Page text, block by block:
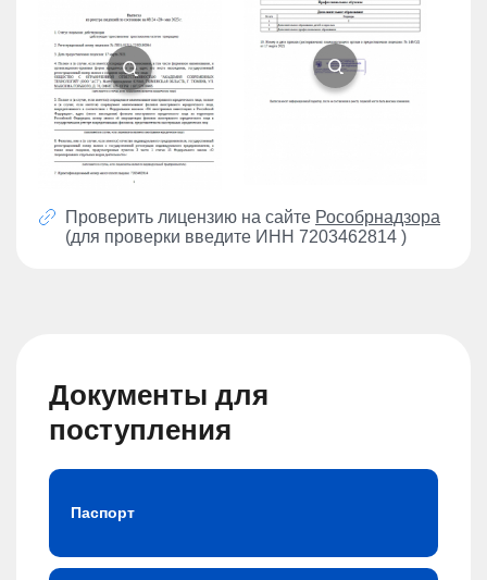
Проверить лицензию на сайте Рособрнадзора
(для проверки введите ИНН 7203462814 )
Документы для
поступления
Паспорт